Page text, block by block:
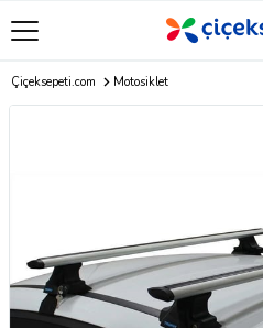
Çiçeksepeti.com Motosiklet